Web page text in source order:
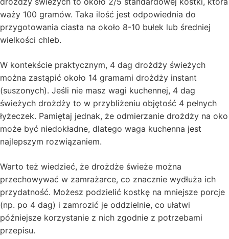
waży 100 gramów. Taka ilość jest odpowiednia do
przygotowania ciasta na około 8-10 bułek lub średniej
wielkości chleb.
W kontekście praktycznym, 4 dag drożdży świeżych
można zastąpić około 14 gramami drożdży instant
(suszonych). Jeśli nie masz wagi kuchennej, 4 dag
świeżych drożdży to w przybliżeniu objętość 4 pełnych
łyżeczek. Pamiętaj jednak, że odmierzanie drożdży na oko
może być niedokładne, dlatego waga kuchenna jest
najlepszym rozwiązaniem.
Warto też wiedzieć, że drożdże świeże można
przechowywać w zamrażarce, co znacznie wydłuża ich
przydatność. Możesz podzielić kostkę na mniejsze porcje
(np. po 4 dag) i zamrozić je oddzielnie, co ułatwi
późniejsze korzystanie z nich zgodnie z potrzebami
przepisu.